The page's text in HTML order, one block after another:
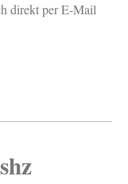
direkt per E-Mail